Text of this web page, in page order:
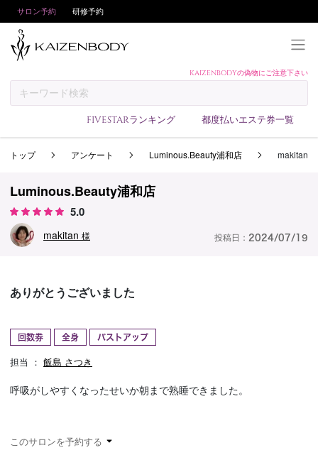
サロン予約 研修予約
KAIZENBODYの偽物にご注意下さい
FIVESTARランキング 都度払いエステ券一覧
予約方法
サロンランキング
技術者ランキング
予約確認
トップ アンケート Luminous.Beauty浦和店 makitan
Luminous.Beauty浦和店
5.0
makitan 様 投稿日： 2024/07/19
ありがとうございました
回数券 全身 バストアップ
担当 ： 飯島 さつき
呼吸がしやすくなったせいか朝まで熟睡できました。
このサロンを予約する